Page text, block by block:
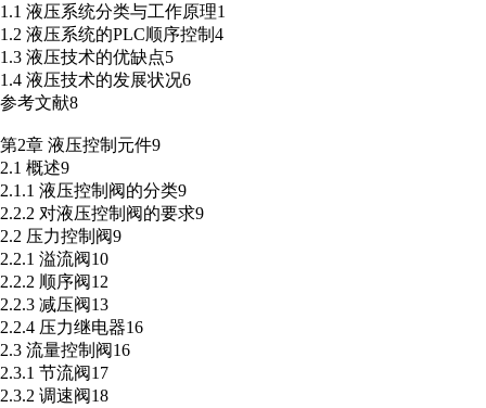
1.1 液压系统分类与工作原理1
1.2 液压系统的PLC顺序控制4
1.3 液压技术的优缺点5
1.4 液压技术的发展状况6
参考文献8
第2章 液压控制元件9
2.1 概述9
2.1.1 液压控制阀的分类9
2.2.2 对液压控制阀的要求9
2.2 压力控制阀9
2.2.1 溢流阀10
2.2.2 顺序阀12
2.2.3 减压阀13
2.2.4 压力继电器16
2.3 流量控制阀16
2.3.1 节流阀17
2.3.2 调速阀18